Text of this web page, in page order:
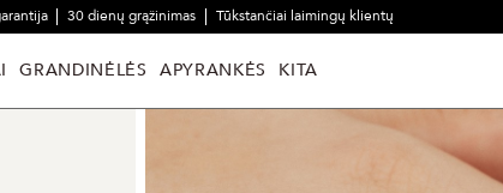
30 dienų grąžinimas Tūkstančiai laimingų klientų
GRANDINĖLĖS APYRANKĖS KITA